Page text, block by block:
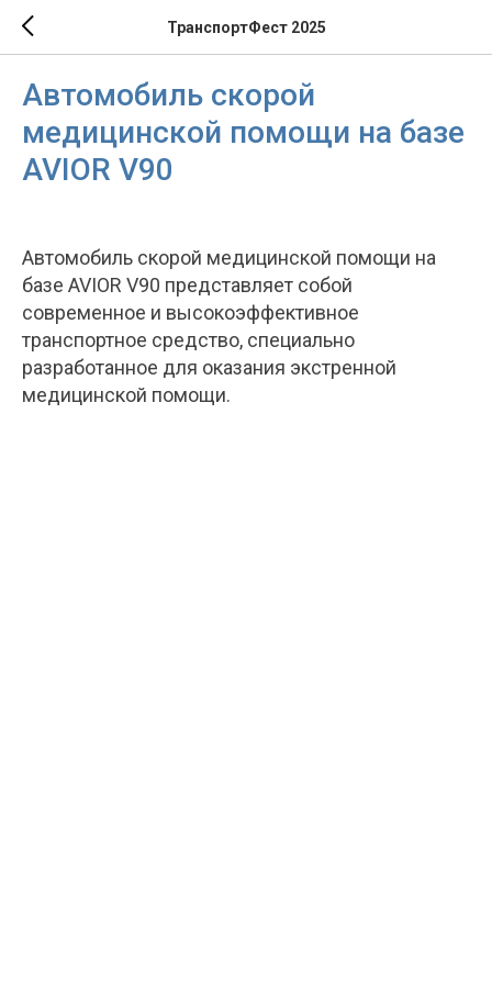
ТранспортФест 2025
Автомобиль скорой
медицинской помощи на базе
AVIOR V90
Автомобиль скорой медицинской помощи на
базе AVIOR V90 представляет собой
современное и высокоэффективное
транспортное средство, специально
разработанное для оказания экстренной
медицинской помощи.